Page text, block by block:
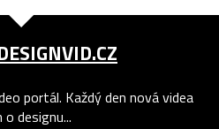
portál. Každý den nová videa
o designu...